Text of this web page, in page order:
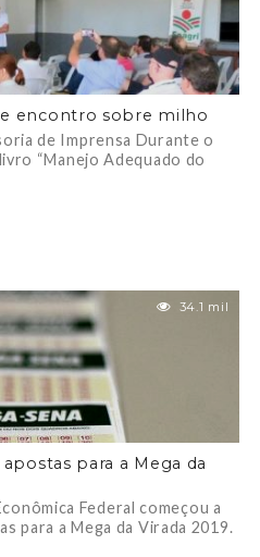
encontro sobre milho
de Imprensa Durante o
“Manejo Adequado do
34.1 mil
para a Mega da
Federal começou a
para a Mega da Virada 2019.